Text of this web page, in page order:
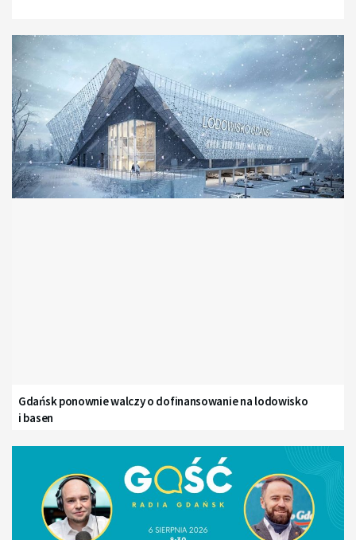
Gdańsk ponownie walczy o dofinansowanie na lodowisko
i basen